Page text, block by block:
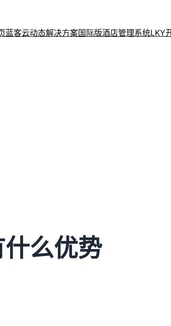
蓝客云动态解决方案国际版酒店管理系统LKY
么优势